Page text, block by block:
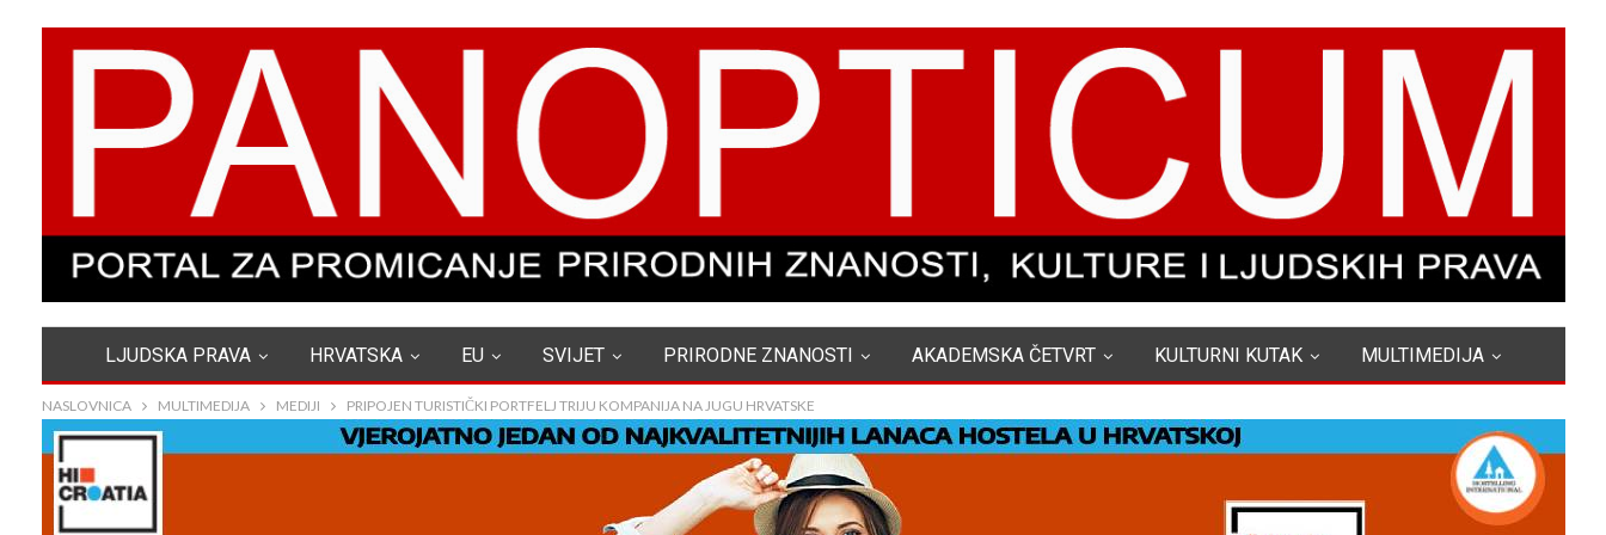
LJUDSKA PRAVA HRVATSKA EU SVIJET PRIRODNE ZNANOSTI AKADEMSKA ČETVRT KULTURNI KUTAK MULTIMEDIJA
NASLOVNICA MULTIMEDIJA MEDIJI PRIPOJEN TURISTIČKI PORTFELJ TRIJU KOMPANIJA NA JUGU HRVATSKE